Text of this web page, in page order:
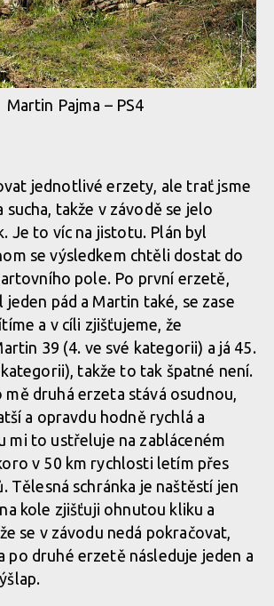
Martin Pajma – PS4
jednotlivé erzety, ale trať jsme
sucha, takže v závodě se jelo
Je to víc na jistotu. Plán byl
se výsledkem chtěli dostat do
pole. Po první erzetě,
jeden pád a Martin také, se zase
a v cíli zjišťujeme, že
39 (4. ve své kategorii) a já 45.
takže to tak špatné není.
mě druhá erzeta stává osudnou,
a opravdu hodně rychlá a
mi to ustřeluje na zabláceném
v 50 km rychlosti letím přes
Tělesná schránka je naštěstí jen
kole zjišťuji ohnutou kliku a
se v závodu nedá pokračovat,
po druhé erzetě následuje jeden a